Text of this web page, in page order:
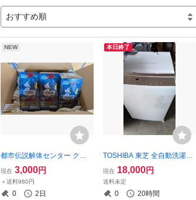
おすすめ順
NEW
都市伝説解体センター クリ
アカードコレクションガム
初回限定版 16パック入りBO
X ×3箱
現在 3,000円
＋送料980円
0 2日
本日終了
TOSHIBA 東芝 全自動洗濯機
AW-5GA4 5kg Double Show
er Wash 2026年製！
現在 18,000円
送料未定
0 20時間